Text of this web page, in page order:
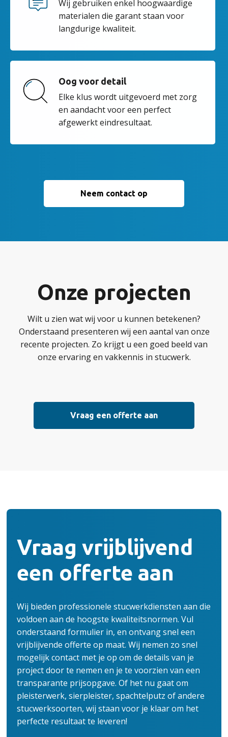
Wij gebruiken enkel hoogwaardige
materialen die garant staan voor
langdurige kwaliteit.
Oog voor detail
Elke klus wordt uitgevoerd met zorg
en aandacht voor een perfect
afgewerkt eindresultaat.
Neem contact op
Onze projecten
Wilt u zien wat wij voor u kunnen betekenen?
Onderstaand presenteren wij een aantal van onze
recente projecten. Zo krijgt u een goed beeld van
onze ervaring en vakkennis in stucwerk.
Vraag een offerte aan
Vraag vrijblijvend
een offerte aan
Wij bieden professionele stucwerkdiensten aan die
voldoen aan de hoogste kwaliteitsnormen. Vul
onderstaand formulier in, en ontvang snel een
vrijblijvende offerte op maat. Wij nemen zo snel
mogelijk contact met je op om de details van je
project door te nemen en je te voorzien van een
transparante prijsopgave. Of het nu gaat om
pleisterwerk, sierpleister, spachtelputz of andere
stucwerksoorten, wij staan voor je klaar om het
perfecte resultaat te leveren!